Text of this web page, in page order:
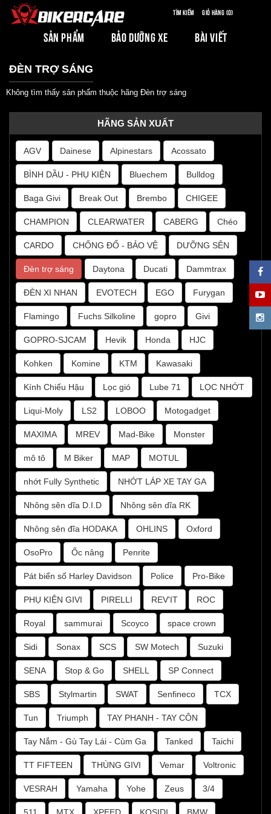
Tìm kiếm Giỏ hàng (0)
SẢN PHẨM BẢO DƯỠNG XE BÀI VIẾT
ĐÈN TRỢ SÁNG
Không tìm thấy sản phẩm thuộc hãng Đèn trợ sáng
HÃNG SẢN XUẤT
AGV Dainese Alpinestars Acossato
BÌNH DẦU - PHỤ KIỆN Bluechem Bulldog
Baga Givi Break Out Brembo CHIGEE
CHAMPION CLEARWATER CABERG Chéo
CARDO CHỐNG ĐỔ - BẢO VỆ DƯỠNG SÊN
Đèn trợ sáng Daytona Ducati Dammtrax
ĐÈN XI NHAN EVOTECH EGO Furygan
Flamingo Fuchs Silkoline gopro Givi
GOPRO-SJCAM Hevik Honda HJC
Kohken Komine KTM Kawasaki
Kính Chiếu Hậu Lọc gió Lube 71 LỌC NHỚT
Liqui-Moly LS2 LOBOO Motogadget
MAXIMA MREV Mad-Bike Monster
mô tô M Biker MAP MOTUL
nhớt Fully Synthetic NHỚT LÁP XE TAY GA
Nhông sên dĩa D.I.D Nhông sên dĩa RK
Nhông sên đĩa HODAKA OHLINS Oxford
OsoPro Ốc nâng Penrite
Pát biển số Harley Davidson Police Pro-Bike
PHỤ KIỆN GIVI PIRELLI REV'IT ROC
Royal sammurai Scoyco space crown
Sidi Sonax SCS SW Motech Suzuki
SENA Stop & Go SHELL SP Connect
SBS Stylmartin SWAT Senfineco TCX
Tun Triumph TAY PHANH - TAY CÔN
Tay Nắm - Gù Tay Lái - Cùm Ga Tanked Taichi
TT FIFTEEN THÙNG GIVI Vemar Voltronic
VESRAH Yamaha Yohe Zeus 3/4